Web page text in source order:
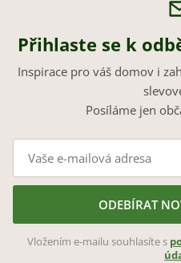
Přihlaste se k
Inspirace pro váš domov i
Posíláme jen
ODEBÍRAT
Vložením e-mailu souhlasíte s